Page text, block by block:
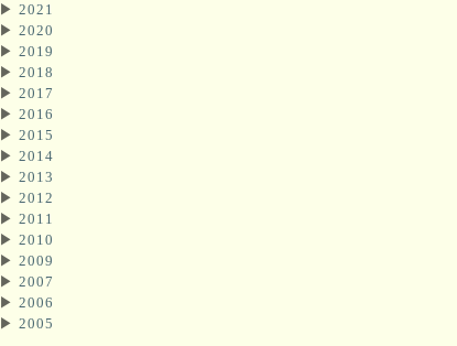
▶ 2021
▶ 2020
▶ 2019
▶ 2018
▶ 2017
▶ 2016
▶ 2015
▶ 2014
▶ 2013
▶ 2012
▶ 2011
▶ 2010
▶ 2009
▶ 2007
▶ 2006
▶ 2005